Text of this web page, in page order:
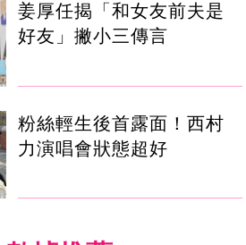
姜厚任揭「和女友前夫是
好友」撇小三傳言
粉絲輕生後首露面！西村
力演唱會狀態超好